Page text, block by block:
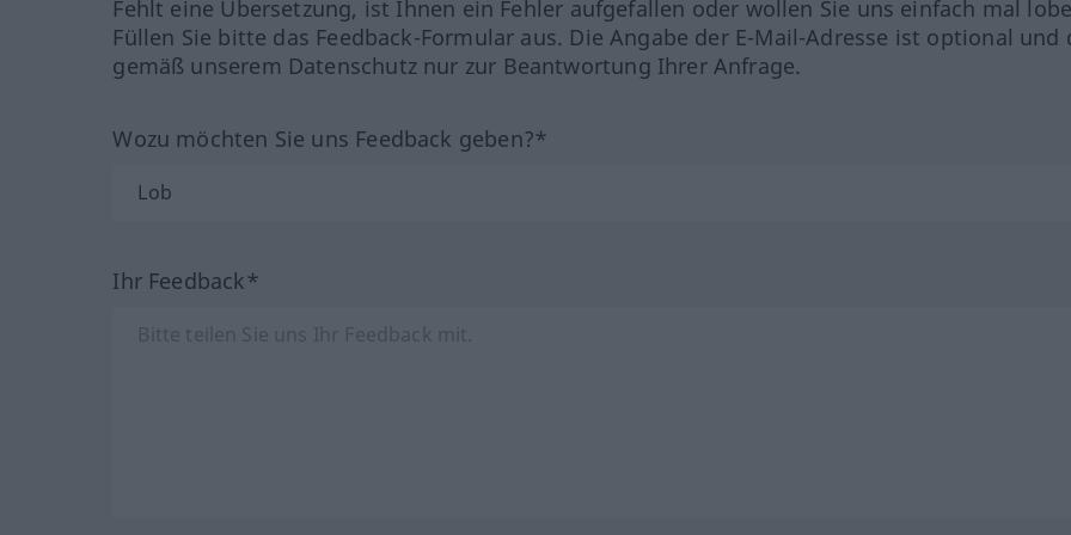
Fehlt eine Übersetzung, ist Ihnen ein Fehler aufgefallen oder wollen Sie uns einfach mal
Füllen Sie bitte das Feedback-Formular aus. Die Angabe der E-Mail-Adresse ist optional und
gemäß unserem Datenschutz nur zur Beantwortung Ihrer Anfrage.
Wozu möchten Sie uns Feedback geben?*
Ihr Feedback*